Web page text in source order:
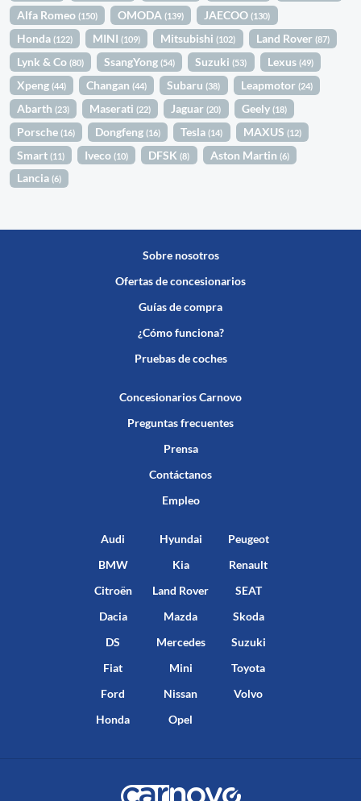
Alfa Romeo(150) OMODA(139) JAECOO(130)
Honda(122) MINI(109) Mitsubishi(102) Land Rover (87)
Lynk & Co(80) SsangYong(54) Suzuki(53) Lexus (49)
Xpeng(44) Changan(44) Subaru(38) Leapmotor (24)
Abarth(23) Maserati(22) Jaguar(20) Geely (18)
Porsche(16) Dongfeng(16) Tesla(14) MAXUS (12)
Smart(11) Iveco(10) DFSK(8) Aston Martin (6)
Lancia(6)
Sobre nosotros
Ofertas de concesionarios
Guías de compra
¿Cómo funciona?
Pruebas de coches
Concesionarios Carnovo
Preguntas frecuentes
Prensa
Contáctanos
Empleo
Audi
BMW
Citroën
Dacia
DS
Fiat
Ford
Honda
Hyundai
Kia
Land Rover
Mazda
Mercedes
Mini
Nissan
Opel
Peugeot
Renault
SEAT
Skoda
Suzuki
Toyota
Volvo